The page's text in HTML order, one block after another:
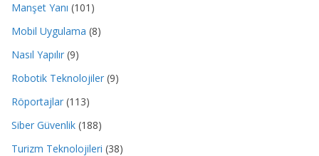
Manşet Yanı (101)
Mobil Uygulama (8)
Nasıl Yapılır (9)
Robotik Teknolojiler (9)
Röportajlar (113)
Siber Güvenlik (188)
Turizm Teknolojileri (38)